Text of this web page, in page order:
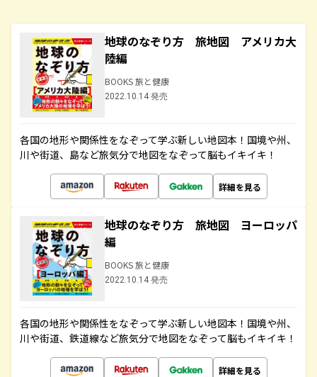
地球のなぞり方 旅地図 アメリカ大
陸編
BOOKS 旅と健康
2022.10.14 発売
各国の地形や関係性をなぞって学ぶ新しい地図本！国境や州、
川や街道、島など旅気分で地図をなぞって脳もイキイキ！
詳細を見る
地球のなぞり方 旅地図 ヨーロッパ
編
BOOKS 旅と健康
2022.10.14 発売
各国の地形や関係性をなぞって学ぶ新しい地図本！国境や州、
川や街道、鉄道線など旅気分で地図をなぞって脳もイキイキ！
詳細を見る